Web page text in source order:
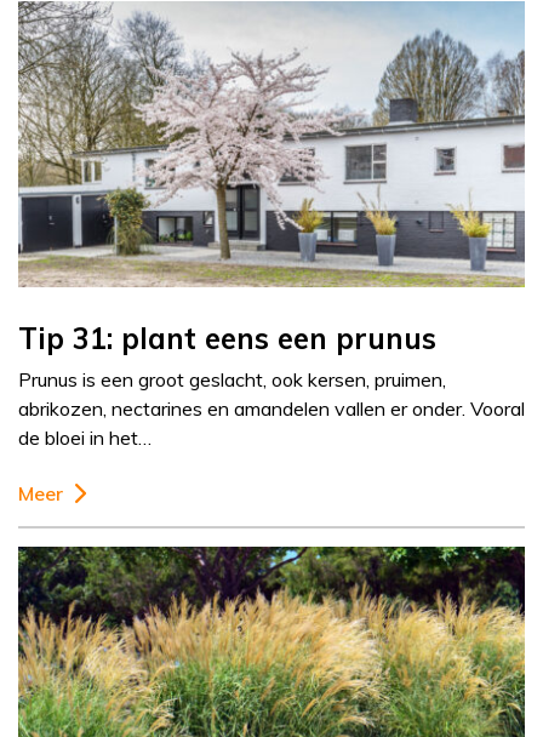
Tip 31: plant eens een prunus
Prunus is een groot geslacht, ook kersen, pruimen,
abrikozen, nectarines en amandelen vallen er onder. Vooral
de bloei in het…
Meer